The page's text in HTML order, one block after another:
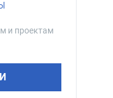
и проектам